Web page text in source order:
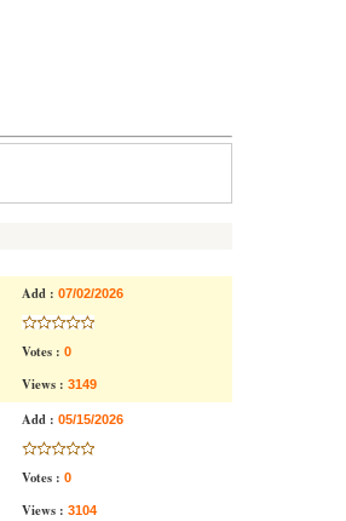
Add : 07/02/2026
Votes : 0
Views : 3149
Add : 05/15/2026
Votes : 0
Views : 3104